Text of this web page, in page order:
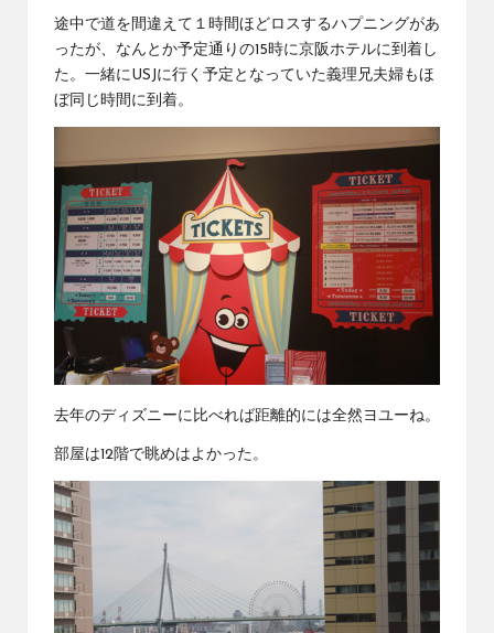
途中で道を間違えて１時間ほどロスするハプニングがあ
ったが、なんとか予定通りの15時に京阪ホテルに到着し
た。一緒にUSJに行く予定となっていた義理兄夫婦もほ
ぼ同じ時間に到着。
去年のディズニーに比べれば距離的には全然ヨユーね。
部屋は12階で眺めはよかった。